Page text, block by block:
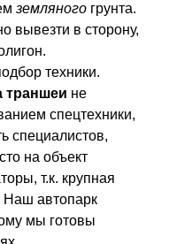
земляного грунта.
вывезти в сторону,
техники.
траншеи не
спецтехники,
специалистов,
на объект
т.к. крупная
Наш автопарк
мы готовы